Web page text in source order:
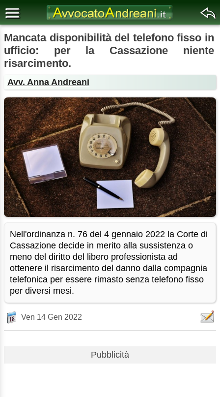
Mancata disponibilità del telefono fisso in
ufficio: per la Cassazione niente
risarcimento.
Avv. Anna Andreani
Nell'ordinanza n. 76 del 4 gennaio 2022 la Corte di
Cassazione decide in merito alla sussistenza o
meno del diritto del libero professionista ad
ottenere il risarcimento del danno dalla compagnia
telefonica per essere rimasto senza telefono fisso
per diversi mesi.
Ven 14 Gen 2022
Pubblicità